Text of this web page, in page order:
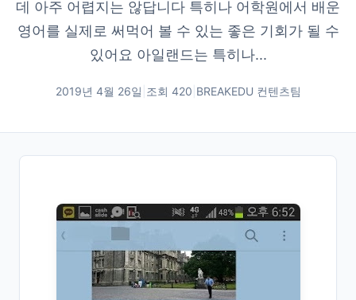
데 아주 어렵지는 않답니다 특히나 어학원에서 배운
영어를 실제로 써먹어 볼 수 있는 좋은 기회가 될 수
있어요 아일랜드는 특히나...
2019년 4월 26일 조회 420 BREAKEDU 컨텐츠팀